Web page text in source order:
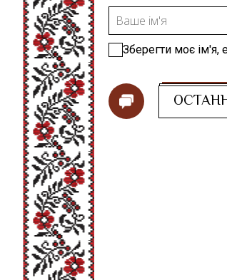
Зберегти моє ім'я,